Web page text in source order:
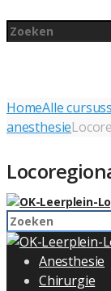
HomeAlle
anesthesie
Anesthesie
Chirurgie